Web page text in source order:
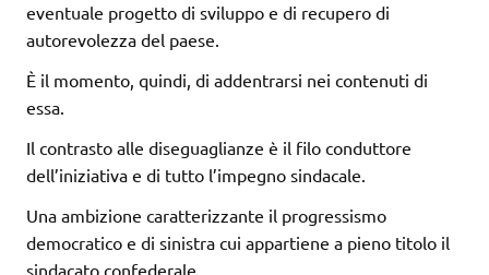
eventuale progetto di sviluppo e di recupero di
autorevolezza del paese.
È il momento, quindi, di addentrarsi nei contenuti di
essa.
Il contrasto alle diseguaglianze è il filo conduttore
dell’iniziativa e di tutto l’impegno sindacale.
Una ambizione caratterizzante il progressismo
democratico e di sinistra cui appartiene a pieno titolo il
sindacato confederale.